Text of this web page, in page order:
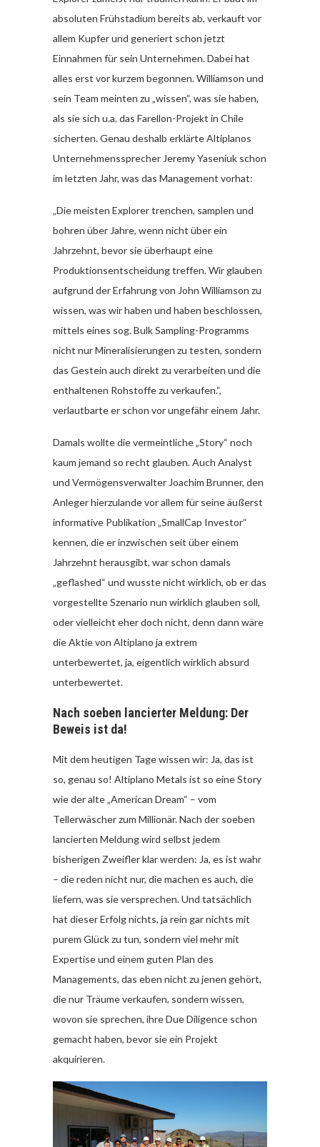
absoluten Frühstadium bereits ab, verkauft vor
allem Kupfer und generiert schon jetzt
Einnahmen für sein Unternehmen. Dabei hat
alles erst vor kurzem begonnen. Williamson und
sein Team meinten zu „wissen“, was sie haben,
als sie sich u.a. das Farellon-Projekt in Chile
sicherten. Genau deshalb erklärte Altiplanos
Unternehmenssprecher Jeremy Yaseniuk schon
im letzten Jahr, was das Management vorhat:
„Die meisten Explorer trenchen, samplen und
bohren über Jahre, wenn nicht über ein
Jahrzehnt, bevor sie überhaupt eine
Produktionsentscheidung treffen. Wir glauben
aufgrund der Erfahrung von John Williamson zu
wissen, was wir haben und haben beschlossen,
mittels eines sog. Bulk Sampling-Programms
nicht nur Mineralisierungen zu testen, sondern
das Gestein auch direkt zu verarbeiten und die
enthaltenen Rohstoffe zu verkaufen.“,
verlautbarte er schon vor ungefähr einem Jahr.
Damals wollte die vermeintliche „Story“ noch
kaum jemand so recht glauben. Auch Analyst
und Vermögensverwalter Joachim Brunner, den
Anleger hierzulande vor allem für seine äußerst
informative Publikation „SmallCap Investor“
kennen, die er inzwischen seit über einem
Jahrzehnt herausgibt, war schon damals
„geflashed“ und wusste nicht wirklich, ob er das
vorgestellte Szenario nun wirklich glauben soll,
oder vielleicht eher doch nicht, denn dann wäre
die Aktie von Altiplano ja extrem
unterbewertet, ja, eigentlich wirklich absurd
unterbewertet.
Nach soeben lancierter Meldung: Der
Beweis ist da!
Mit dem heutigen Tage wissen wir: Ja, das ist
so, genau so! Altiplano Metals ist so eine Story
wie der alte „American Dream“ – vom
Tellerwäscher zum Millionär. Nach der soeben
lancierten Meldung wird selbst jedem
bisherigen Zweifler klar werden: Ja, es ist wahr
– die reden nicht nur, die machen es auch, die
liefern, was sie versprechen. Und tatsächlich
hat dieser Erfolg nichts, ja rein gar nichts mit
purem Glück zu tun, sondern viel mehr mit
Expertise und einem guten Plan des
Managements, das eben nicht zu jenen gehört,
die nur Träume verkaufen, sondern wissen,
wovon sie sprechen, ihre Due Diligence schon
gemacht haben, bevor sie ein Projekt
akquirieren.